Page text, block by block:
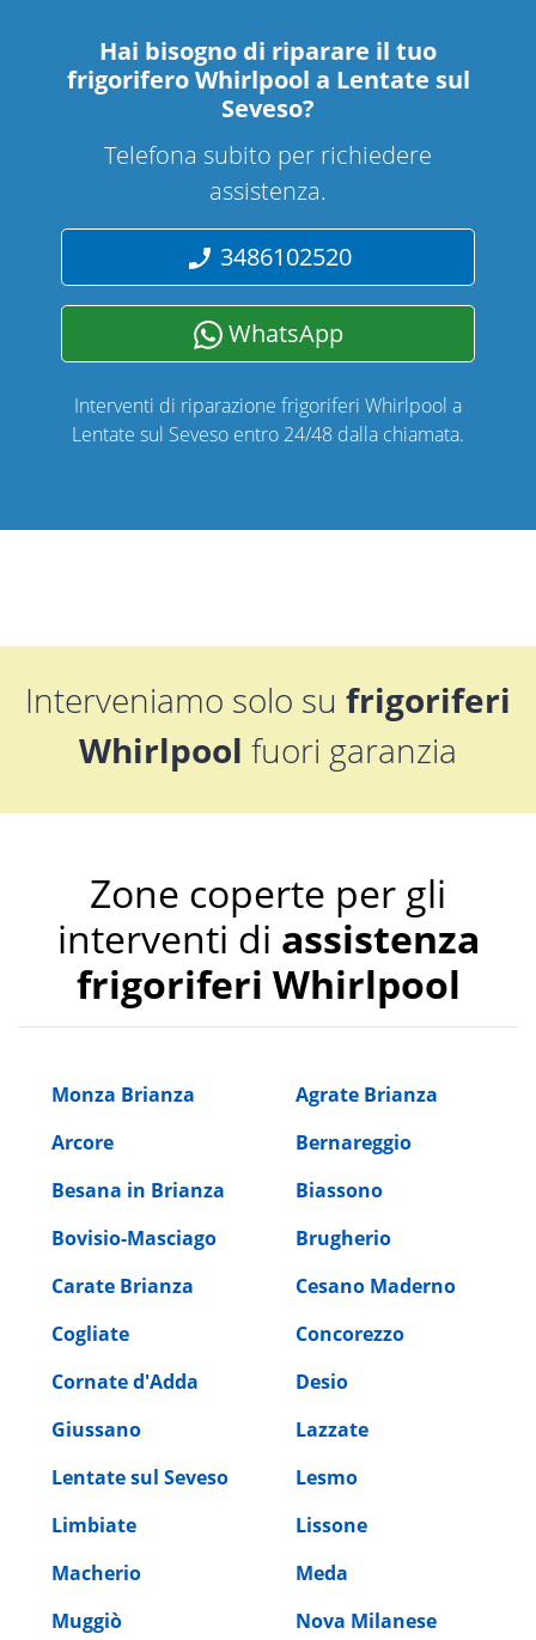
Hai bisogno di riparare il tuo
frigorifero Whirlpool a Lentate sul
Seveso?
Telefona subito per richiedere
assistenza.
3486102520
WhatsApp
Interventi di riparazione frigoriferi Whirlpool a
Lentate sul Seveso entro 24/48 dalla chiamata.
Interveniamo solo su frigoriferi
Whirlpool fuori garanzia
Zone coperte per gli
interventi di assistenza
frigoriferi Whirlpool
Monza Brianza
Agrate Brianza
Arcore
Bernareggio
Besana in Brianza
Biassono
Bovisio-Masciago
Brugherio
Carate Brianza
Cesano Maderno
Cogliate
Concorezzo
Cornate d'Adda
Desio
Giussano
Lazzate
Lentate sul Seveso
Lesmo
Limbiate
Lissone
Macherio
Meda
Muggiò
Nova Milanese